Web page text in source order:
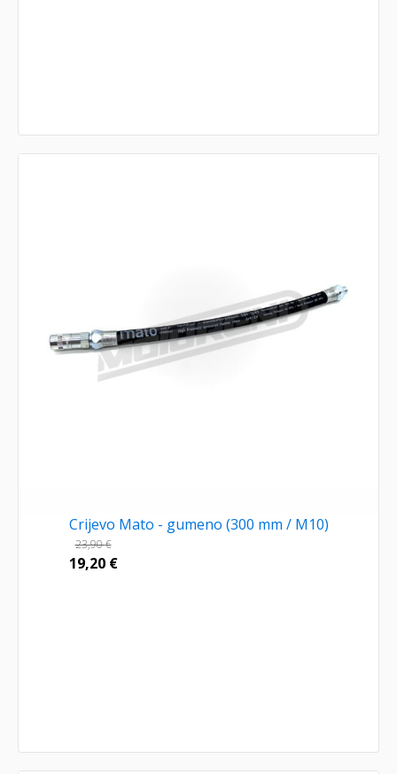
Crijevo Mato - gumeno (300 mm / M10)
23,90€
19,20 €